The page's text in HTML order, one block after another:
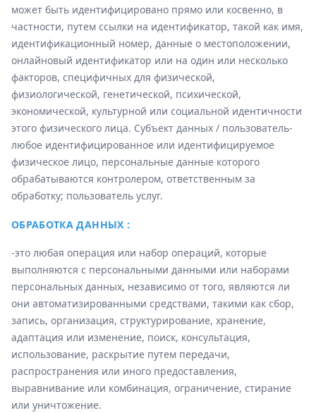
может быть идентифицировано прямо или косвенно, в
частности, путем ссылки на идентификатор, такой как имя,
идентификационный номер, данные о местоположении,
онлайновый идентификатор или на один или несколько
факторов, специфичных для физической,
физиологической, генетической, психической,
экономической, культурной или социальной идентичности
этого физического лица. Субъект данных / пользователь-
любое идентифицированное или идентифицируемое
физическое лицо, персональные данные которого
обрабатываются контролером, ответственным за
обработку; пользователь услуг.
ОБРАБОТКА ДАННЫХ :
-это любая операция или набор операций, которые
выполняются с персональными данными или наборами
персональных данных, независимо от того, являются ли
они автоматизированными средствами, такими как сбор,
запись, организация, структурирование, хранение,
адаптация или изменение, поиск, консультация,
использование, раскрытие путем передачи,
распространения или иного предоставления,
выравнивание или комбинация, ограничение, стирание
или уничтожение.